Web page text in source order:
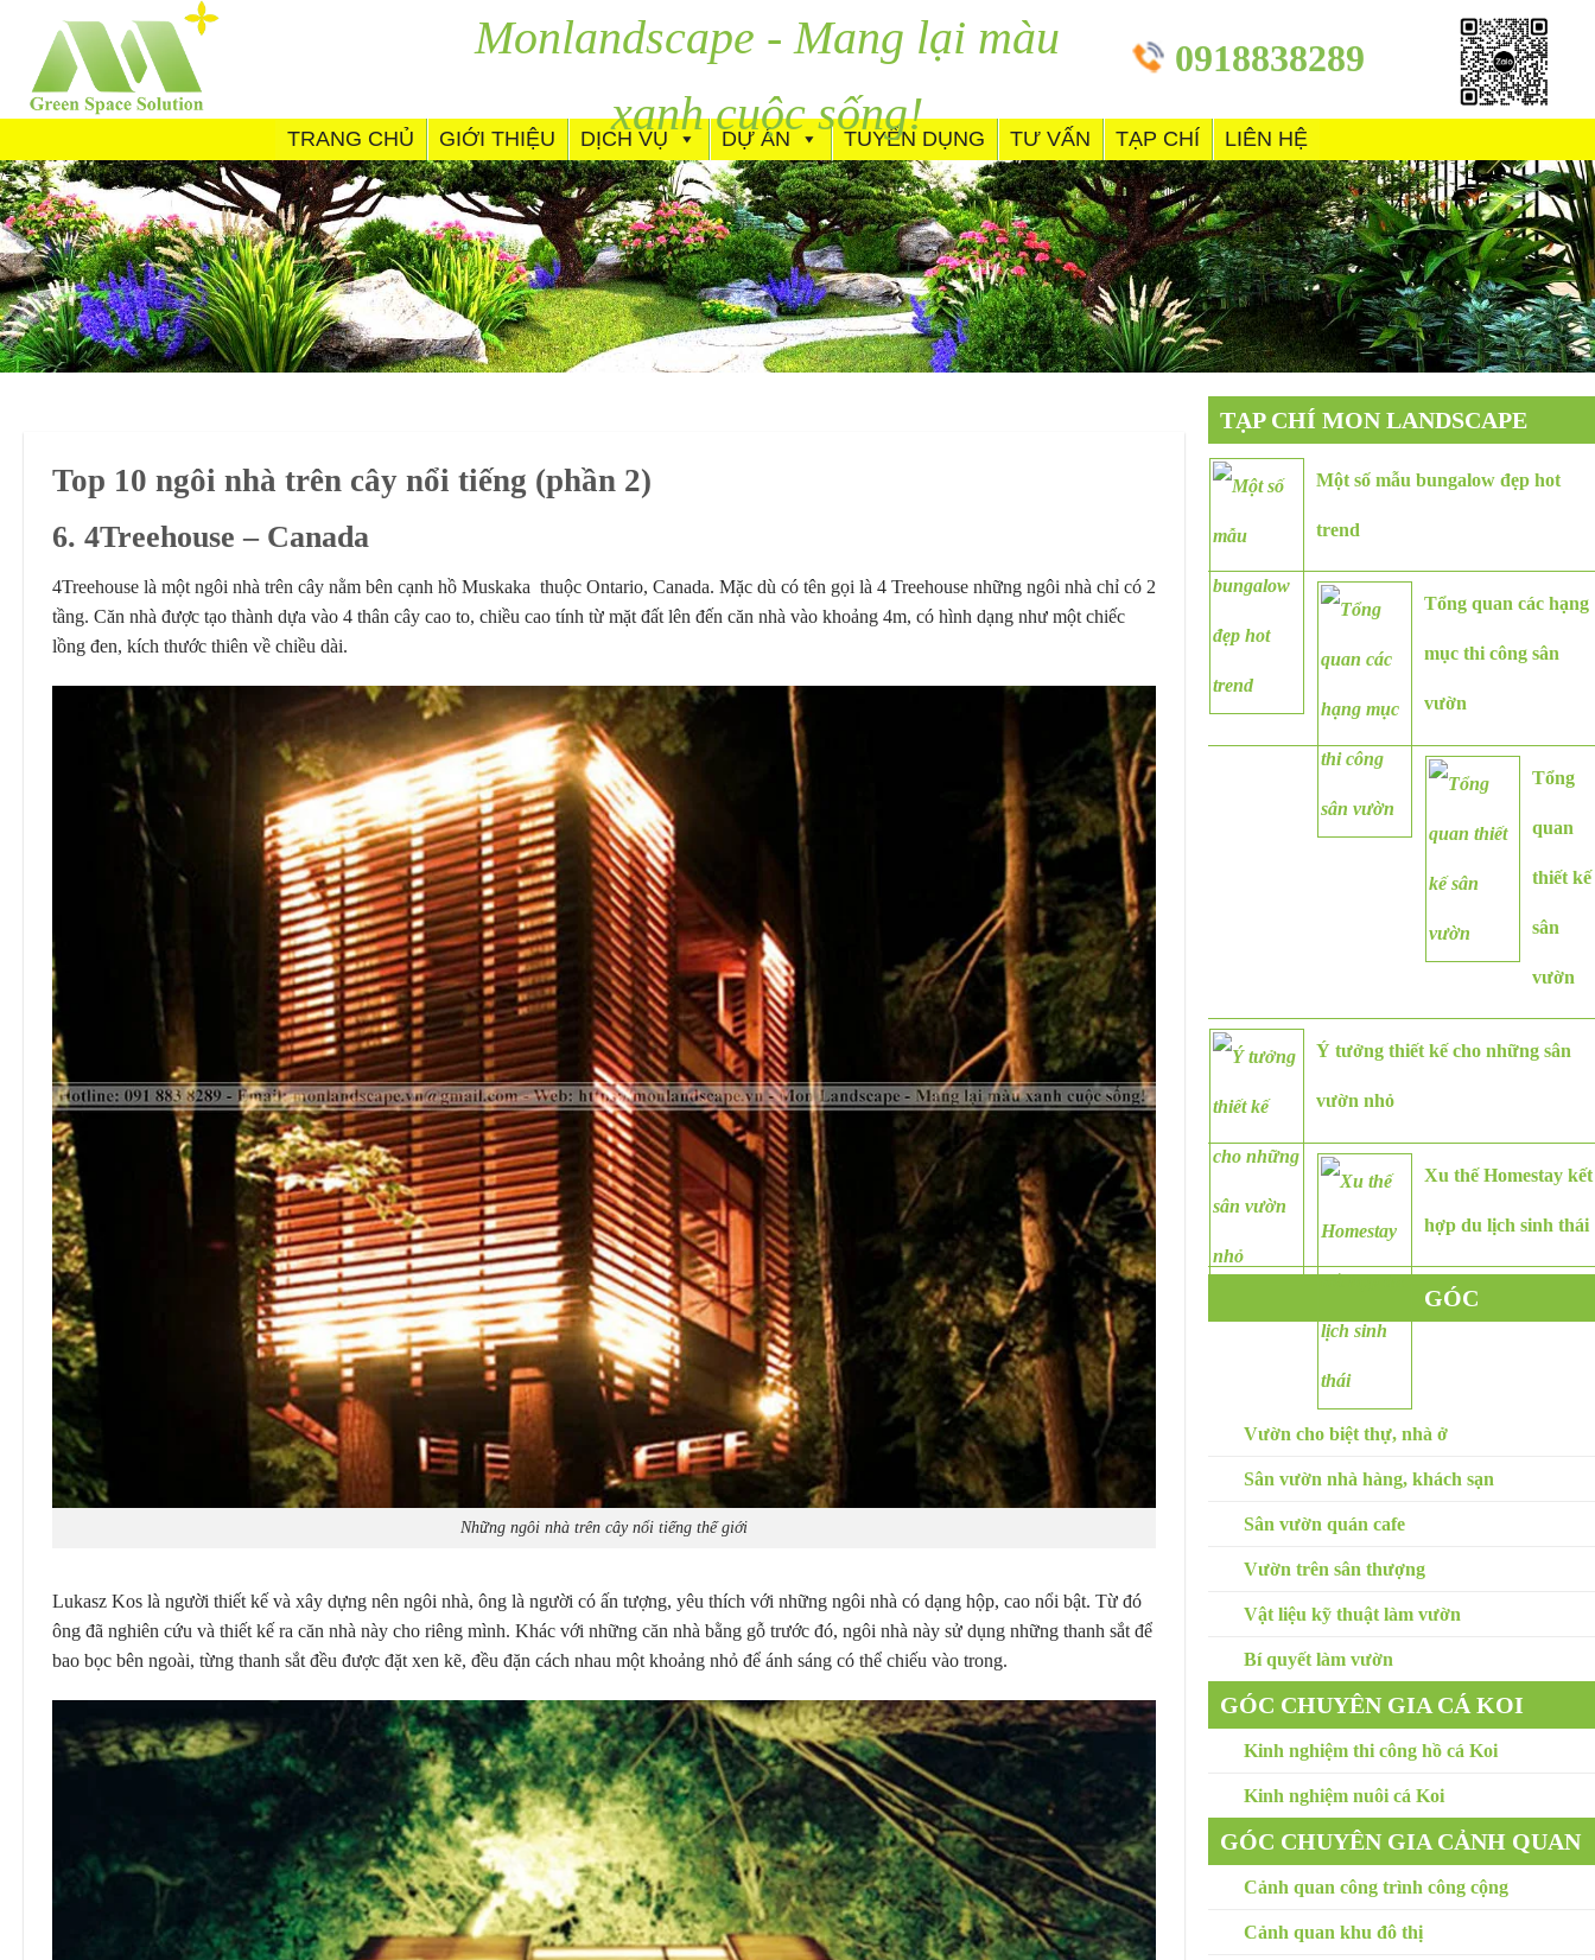
content
Monlandscape - Mang lại màu
xanh cuộc sống!
0918838289
TRANG CHỦ GIỚI THIỆU DỊCH VỤ DỰ ÁN TUYỂN DỤNG TƯ VẤN TẠP CHÍ LIÊN HỆ
Top 10 ngôi nhà trên cây nổi tiếng (phần 2)
6. 4Treehouse – Canada
4Treehouse là một ngôi nhà trên cây nằm bên cạnh hồ Muskaka thuộc Ontario, Canada. Mặc dù có tên gọi là 4 Treehouse những ngôi nhà chỉ có 2
tầng. Căn nhà được tạo thành dựa vào 4 thân cây cao to, chiều cao tính từ mặt đất lên đến căn nhà vào khoảng 4m, có hình dạng như một chiếc
lồng đen, kích thước thiên về chiều dài.
Những ngôi nhà trên cây nổi tiếng thế giới
Lukasz Kos là người thiết kế và xây dựng nên ngôi nhà, ông là người có ấn tượng, yêu thích với những ngôi nhà có dạng hộp, cao nổi bật. Từ đó
ông đã nghiên cứu và thiết kế ra căn nhà này cho riêng mình. Khác với những căn nhà bằng gỗ trước đó, ngôi nhà này sử dụng những thanh sắt để
bao bọc bên ngoài, từng thanh sắt đều được đặt xen kẽ, đều đặn cách nhau một khoảng nhỏ để ánh sáng có thể chiếu vào trong.
TẠP CHÍ MON LANDSCAPE
Một số mẫu bungalow đẹp hot
trend
Tổng quan các hạng
mục thi công sân
vườn
Tổng
quan
thiết kế
sân
vườn
Ý tưởng thiết kế cho những sân
vườn nhỏ
Xu thế Homestay kết
hợp du lịch sinh thái
GÓC
Vườn cho biệt thự, nhà ở
Sân vườn nhà hàng, khách sạn
Sân vườn quán cafe
Vườn trên sân thượng
Vật liệu kỹ thuật làm vườn
Bí quyết làm vườn
GÓC CHUYÊN GIA CÁ KOI
Kinh nghiệm thi công hồ cá Koi
Kinh nghiệm nuôi cá Koi
GÓC CHUYÊN GIA CẢNH QUAN
Cảnh quan công trình công cộng
Cảnh quan khu đô thị